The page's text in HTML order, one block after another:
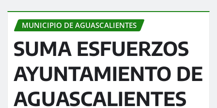
MUNICIPIO DE AGUASCALIENTES
SUMA ESFUERZOS
AYUNTAMIENTO DE
AGUASCALIENTES